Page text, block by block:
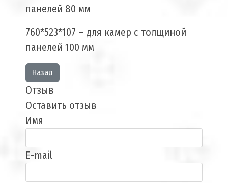
панелей 80 мм
760*523*107 – для камер с толщиной
панелей 100 мм
Отзыв
Оставить отзыв
Имя
E-mail